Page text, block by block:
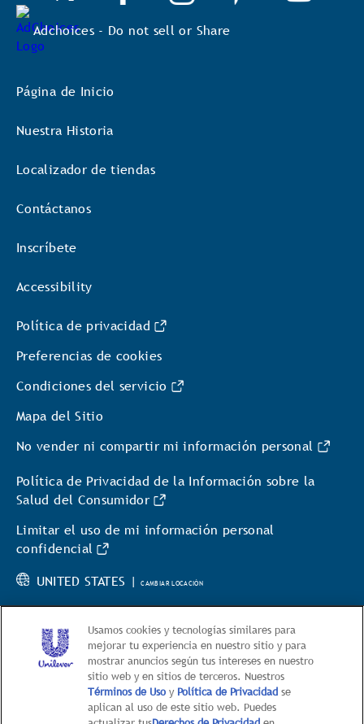
Adchoices - Do not sell or Share
Página de Inicio
Nuestra Historia
Localizador de tiendas
Contáctanos
Inscríbete
Accessibility
Política de privacidad
Preferencias de cookies
Condiciones del servicio
Mapa del Sitio
No vender ni compartir mi información personal
Política de Privacidad de la Información sobre la
Salud del Consumidor
Limitar el uso de mi información personal
confidencial
UNITED STATES |CAMBIAR LOCACIÓN
© 2026 Hellmann’s
This web site is directed only to U.S. consumers for
Usamos cookies y tecnologías similares para
mejorar tu experiencia en nuestro sitio y para
mostrar anuncios según tus intereses en nuestro
sitio web y en sitios de terceros. Nuestros
Términos de Uso y Política de Privacidadse
aplican al uso de este sitio web. Puedes